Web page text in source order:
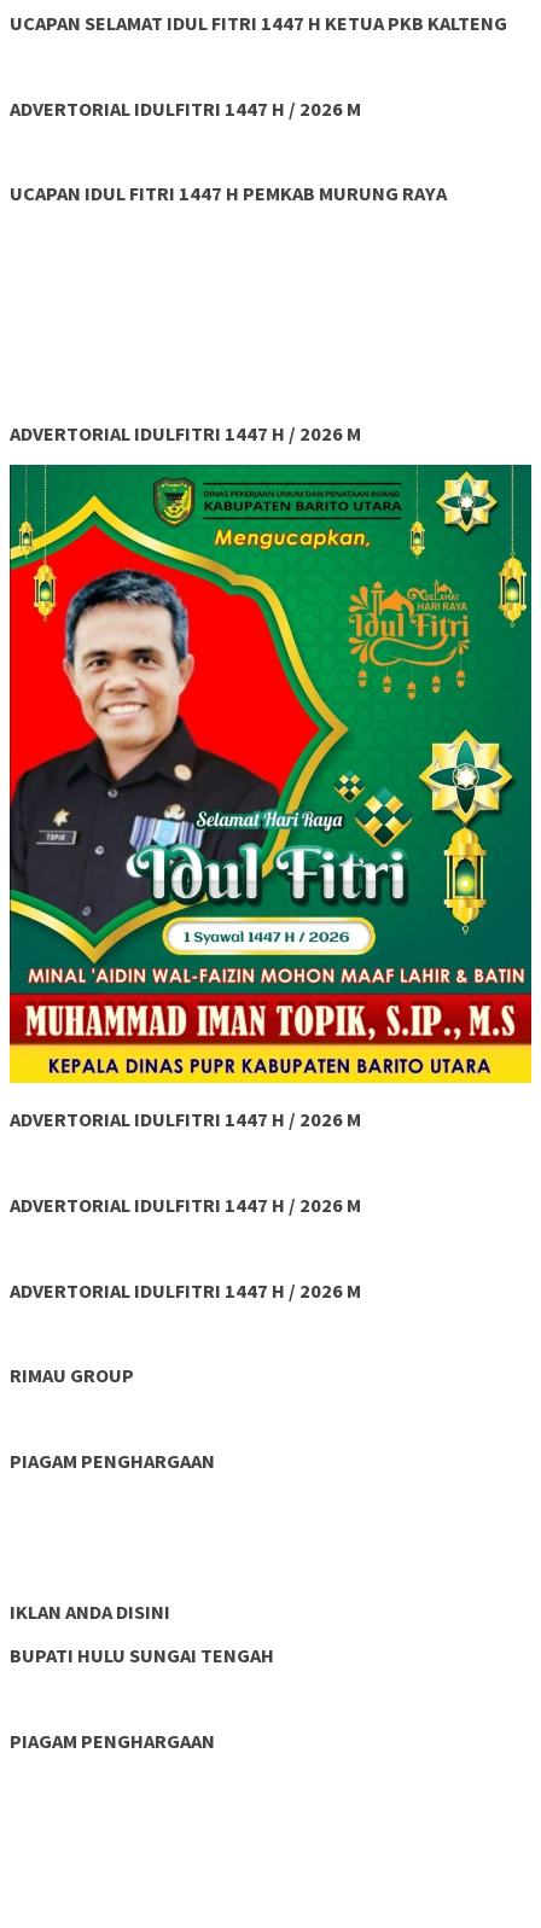
UCAPAN SELAMAT IDUL FITRI 1447 H KETUA PKB KALTENG
ADVERTORIAL IDULFITRI 1447 H / 2026 M
UCAPAN IDUL FITRI 1447 H PEMKAB MURUNG RAYA
ADVERTORIAL IDULFITRI 1447 H / 2026 M
ADVERTORIAL IDULFITRI 1447 H / 2026 M
ADVERTORIAL IDULFITRI 1447 H / 2026 M
ADVERTORIAL IDULFITRI 1447 H / 2026 M
RIMAU GROUP
PIAGAM PENGHARGAAN
IKLAN ANDA DISINI
BUPATI HULU SUNGAI TENGAH
PIAGAM PENGHARGAAN